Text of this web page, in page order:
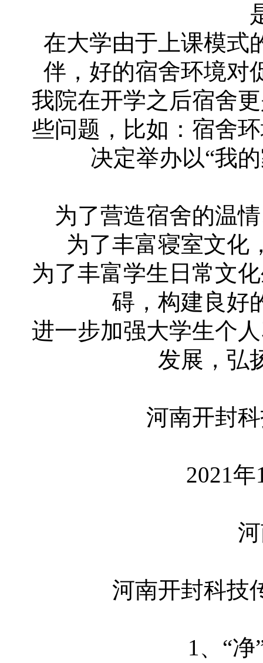
在大学由于上课模式
伴，好的宿舍环境对
我院在开学之后宿舍
些问题，比如：宿舍
决定举办以“我
为了营造宿舍的温
为了丰富寝室文化
为了丰富学生日常文
碍，构建良好
进一步加强大学生个
发展，弘
河南开封
2021
河南开封科技
1、“